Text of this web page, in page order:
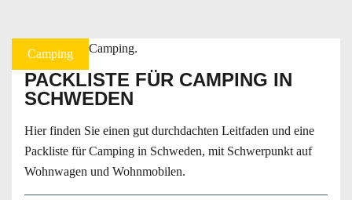
Camping
PACKLISTE FÜR CAMPING IN
SCHWEDEN
Hier finden Sie einen gut durchdachten Leitfaden und eine
Packliste für Camping in Schweden, mit Schwerpunkt auf
Wohnwagen und Wohnmobilen.